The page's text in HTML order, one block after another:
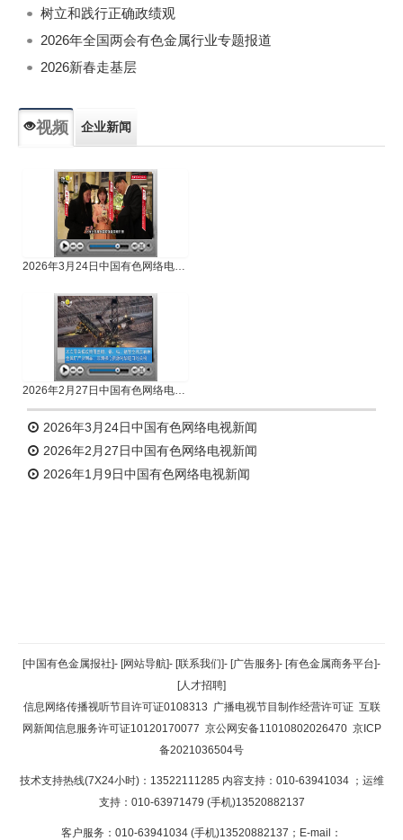
树立和践行正确政绩观
2026年全国两会有色金属行业专题报道
2026新春走基层
视频 企业新闻
2026年3月24日中国有色网络电视新闻
2026年2月27日中国有色网络电视新闻
2026年3月24日中国有色网络电视新闻
2026年2月27日中国有色网络电视新闻
2026年1月9日中国有色网络电视新闻
返回顶部
返回首页
[中国有色金属报社]- [网站导航]- [联系我们]- [广告服务]- [有色金属商务平台]-
[人才招聘]
信息网络传播视听节目许可证0108313 广播电视节目制作经营许可证 互联
网新闻信息服务许可证10120170077 京公网安备11010802026470 京ICP
备2021036504号
技术支持热线(7X24小时)：13522111285 内容支持：010-63941034 ；运维
支持：010-63971479 (手机)13520882137
客户服务：010-63941034 (手机)13520882137；E-mail：